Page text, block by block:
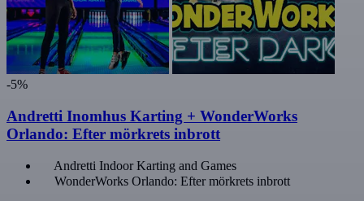
-5%
Andretti Inomhus Karting + WonderWorks
Orlando: Efter mörkrets inbrott
Andretti Indoor Karting and Games
WonderWorks Orlando: Efter mörkrets inbrott